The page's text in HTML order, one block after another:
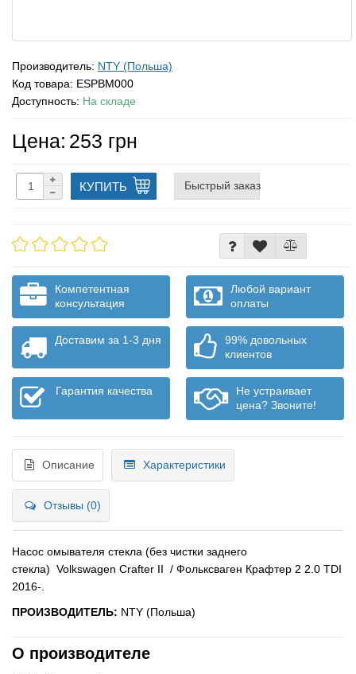
Производитель: NTY (Польша)
Код товара: ESPBM000
Доступность: На складе
Цена: 253 грн
КУПИТЬ Быстрый заказ
Компетентная
консультация
Любой вариант
оплаты
Доставим за 1-3 дня
99% довольных
клиентов
Гарантия качества
Не устраивает
цена? Звоните!
Описание Характеристики
Отзывы (0)
Насос омывателя стекла (без чистки заднего
стекла) Volkswagen Crafter II / Фольксваген Крафтер 2 2.0 TDI
2016-.
ПРОИЗВОДИТЕЛЬ: NTY (Польша)
О производителе